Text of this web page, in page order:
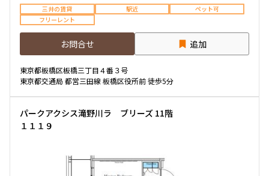
三井の賃貸 駅近
ペット可
フリーレント
お問合せ 追加
東京都板橋区板橋三丁目４番３号
東京都交通局 都営三田線 板橋区役所前 徒歩5分
パークアクシス滝野川ラ ブリーズ 11階
１１１９